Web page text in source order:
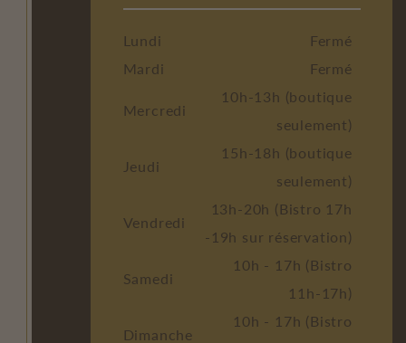
Lundi
Fermé
Mardi
Fermé
Mercredi
10h-13h (boutique
seulement)
Jeudi
15h-18h (boutique
seulement)
Vendredi
13h-20h (Bistro 17h
-19h sur réservation)
Samedi
10h - 17h (Bistro
11h-17h)
Dimanche
10h - 17h (Bistro